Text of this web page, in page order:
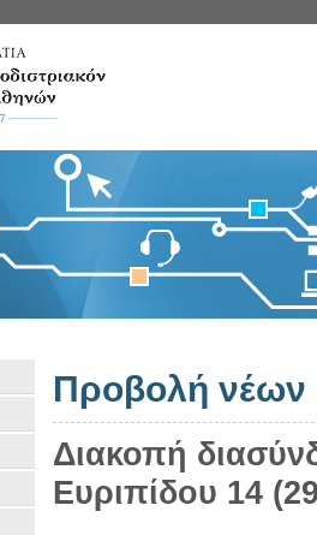
Προβολή νέων
Διακοπή
Ευριπίδου 14